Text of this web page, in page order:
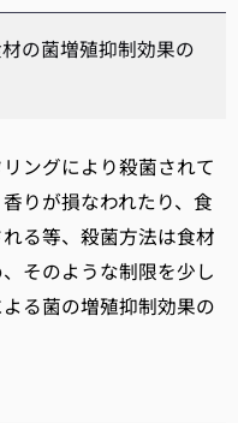
の菌増殖抑制効果の
ングにより殺菌されて
りが損なわれたり、食
る等、殺菌方法は食材
そのような制限を少し
る菌の増殖抑制効果の